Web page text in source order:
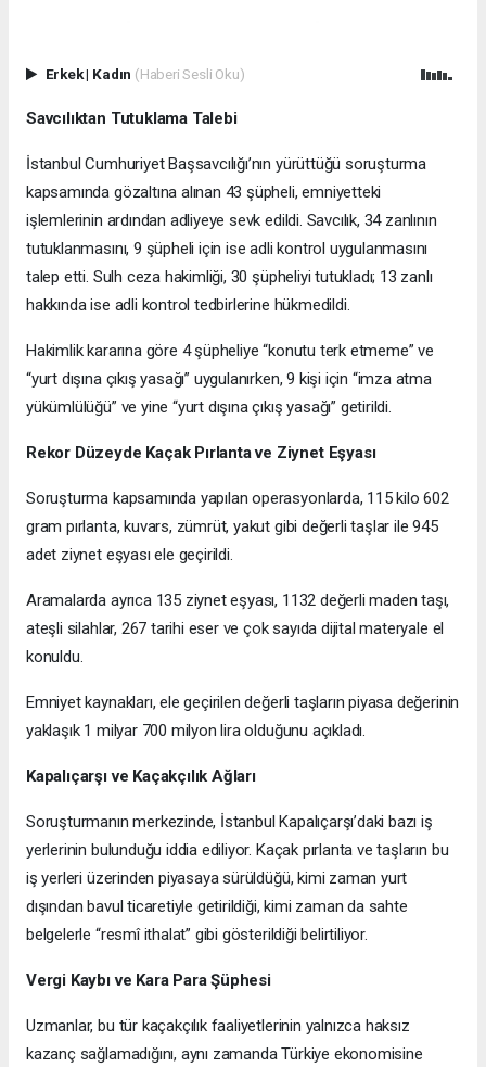
Erkek| Kadın (Haberi Sesli Oku)
Savcılıktan Tutuklama Talebi
İstanbul Cumhuriyet Başsavcılığı’nın yürüttüğü soruşturma
kapsamında gözaltına alınan 43 şüpheli, emniyetteki
işlemlerinin ardından adliyeye sevk edildi. Savcılık, 34 zanlının
tutuklanmasını, 9 şüpheli için ise adli kontrol uygulanmasını
talep etti. Sulh ceza hakimliği, 30 şüpheliyi tutukladı; 13 zanlı
hakkında ise adli kontrol tedbirlerine hükmedildi.
Hakimlik kararına göre 4 şüpheliye “konutu terk etmeme” ve
“yurt dışına çıkış yasağı” uygulanırken, 9 kişi için “imza atma
yükümlülüğü” ve yine “yurt dışına çıkış yasağı” getirildi.
Rekor Düzeyde Kaçak Pırlanta ve Ziynet Eşyası
Soruşturma kapsamında yapılan operasyonlarda, 115 kilo 602
gram pırlanta, kuvars, zümrüt, yakut gibi değerli taşlar ile 945
adet ziynet eşyası ele geçirildi.
Aramalarda ayrıca 135 ziynet eşyası, 1132 değerli maden taşı,
ateşli silahlar, 267 tarihi eser ve çok sayıda dijital materyale el
konuldu.
Emniyet kaynakları, ele geçirilen değerli taşların piyasa değerinin
yaklaşık 1 milyar 700 milyon lira olduğunu açıkladı.
Kapalıçarşı ve Kaçakçılık Ağları
Soruşturmanın merkezinde, İstanbul Kapalıçarşı’daki bazı iş
yerlerinin bulunduğu iddia ediliyor. Kaçak pırlanta ve taşların bu
iş yerleri üzerinden piyasaya sürüldüğü, kimi zaman yurt
dışından bavul ticaretiyle getirildiği, kimi zaman da sahte
belgelerle “resmî ithalat” gibi gösterildiği belirtiliyor.
Vergi Kaybı ve Kara Para Şüphesi
Uzmanlar, bu tür kaçakçılık faaliyetlerinin yalnızca haksız
kazanç sağlamadığını, aynı zamanda Türkiye ekonomisine